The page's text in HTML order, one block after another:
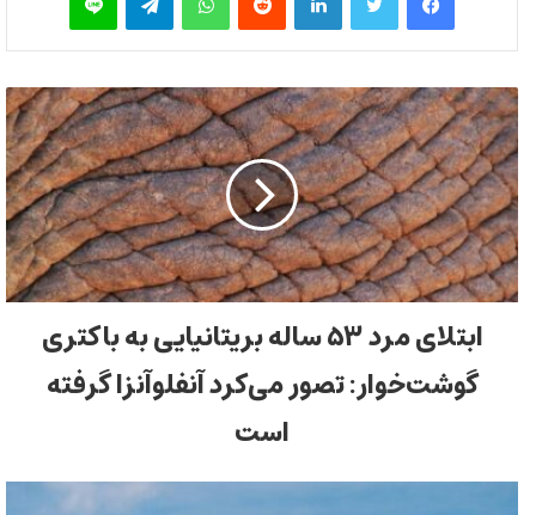
ابتلای مرد ۵۳ ساله بریتانیایی به باکتری
گوشت‌خوار: تصور می‌کرد آنفلوآنزا گرفته
است